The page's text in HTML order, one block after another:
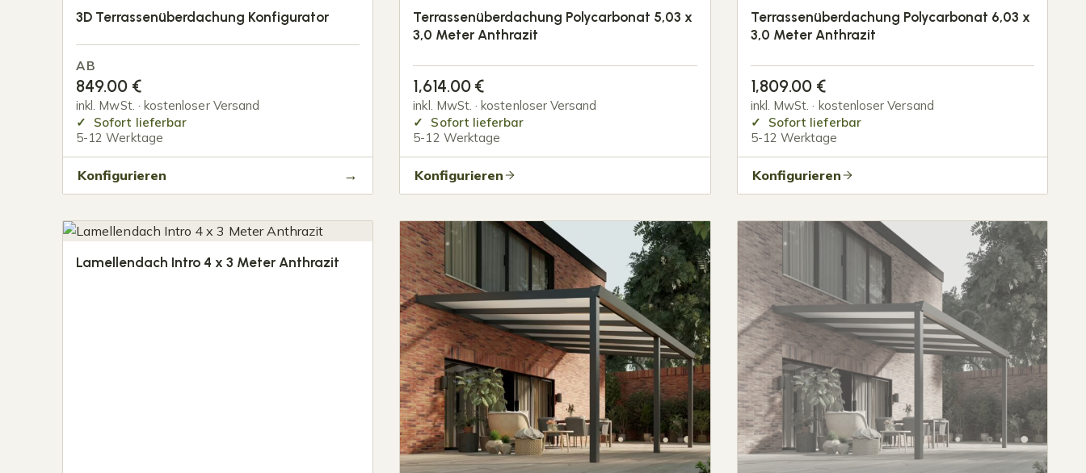
3D Terrassenüberdachung Konfigurator
AB
849.00 €
inkl. MwSt. · kostenloser Versand
Sofort lieferbar
5-12 Werktage
Konfigurieren
Terrassenüberdachung Polycarbonat 5,03 x
3,0 Meter Anthrazit
1,614.00 €
inkl. MwSt. · kostenloser Versand
Sofort lieferbar
5-12 Werktage
Konfigurieren
Terrassenüberdachung Polycarbonat 6,03 x
3,0 Meter Anthrazit
1,809.00 €
inkl. MwSt. · kostenloser Versand
Sofort lieferbar
5-12 Werktage
Konfigurieren
Lamellendach Intro 4 x 3 Meter Anthrazit